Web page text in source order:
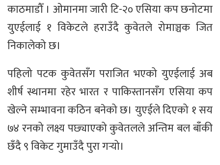
काठमाडौँ । ओमानमा जारी टि-२० एसिया कप छनोटमा
युएईलाई १ विकेटले हराउँदै कुवेतले रोमाञ्चक जित
निकालेको छ।
पहिलो पटक कुवेतसँग पराजित भएको युएईलाई अब
शीर्ष स्थानमा रहेर भारत र पाकिस्तानसँग एसिया कप
खेल्ने सम्भावना कठिन बनेको छ। युएईले दिएको १ सय
७४ रनको लक्ष्य पछ्याएको कुवेतलले अन्तिम बल बाँकी
छँदै ९ विकेट गुमाउँदै पुरा गर्‍यो।